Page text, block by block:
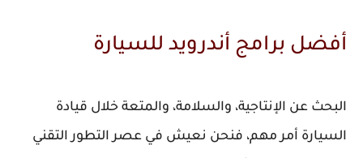
أفضل برامج أندرويد للسيارة
البحث عن الإنتاجية، والسلامة، والمتعة خلال قيادة
السيارة أمر مهم، فنحن نعيش في عصر التطور التقني